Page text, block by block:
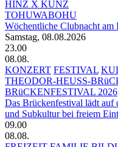
HINZ X KUNZ
TOHUWABOHU
Wöchentliche Clubnacht
Samstag, 08.08.2026
23.00
08.08.
KONZERT FESTIVAL
THEODOR-HEUSS-
BRüCKENFESTIVAL 2026
Das Brückenfestival lädt auf
und Subkultur bei freiem
09.00
08.08.